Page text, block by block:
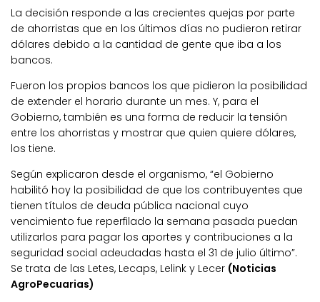
La decisión responde a las crecientes quejas por parte
de ahorristas que en los últimos días no pudieron retirar
dólares debido a la cantidad de gente que iba a los
bancos.
Fueron los propios bancos los que pidieron la posibilidad
de extender el horario durante un mes. Y, para el
Gobierno, también es una forma de reducir la tensión
entre los ahorristas y mostrar que quien quiere dólares,
los tiene.
Según explicaron desde el organismo, “el Gobierno
habilitó hoy la posibilidad de que los contribuyentes que
tienen títulos de deuda pública nacional cuyo
vencimiento fue reperfilado la semana pasada puedan
utilizarlos para pagar los aportes y contribuciones a la
seguridad social adeudadas hasta el 31 de julio último”.
Se trata de las Letes, Lecaps, Lelink y Lecer (Noticias
AgroPecuarias)